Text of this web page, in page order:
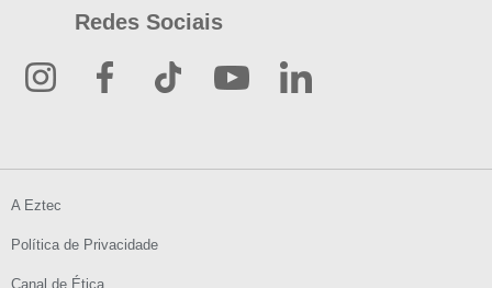
Redes Sociais
A Eztec
Política de Privacidade
Canal de Ética